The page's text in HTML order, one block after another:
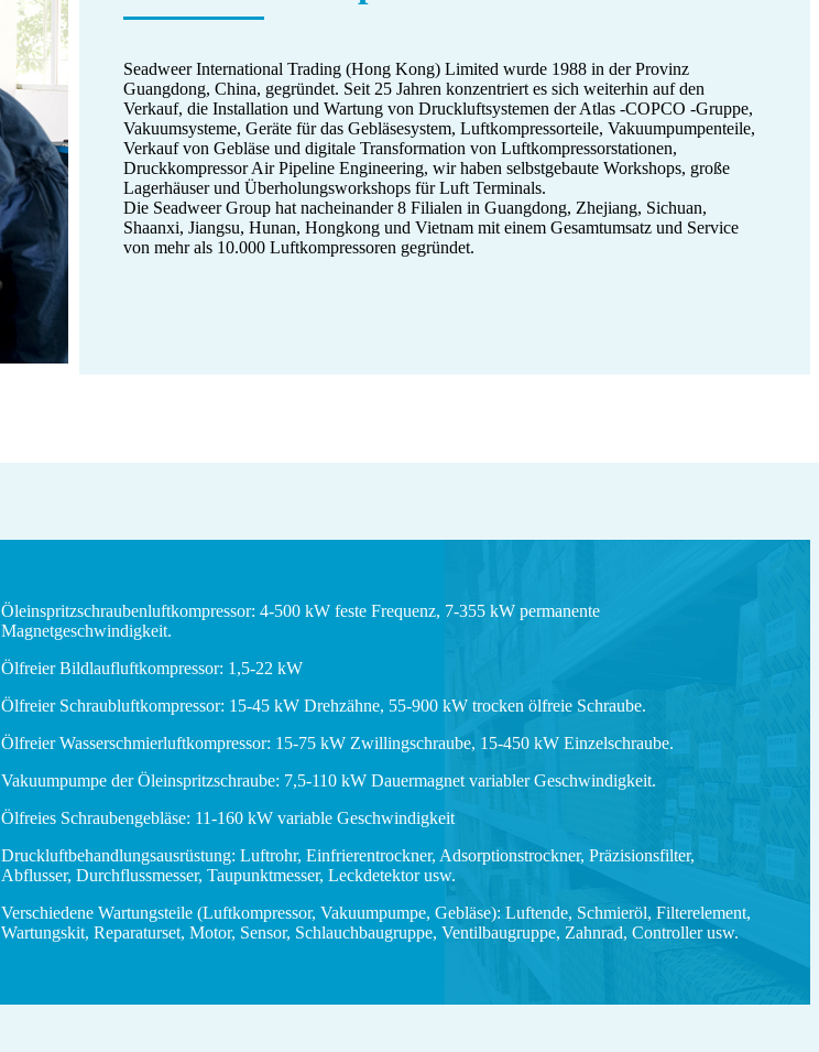
Seadweer International Trading (Hong Kong) Limited wurde 1988 in der Provinz
Guangdong, China, gegründet. Seit 25 Jahren konzentriert es sich weiterhin auf den
Verkauf, die Installation und Wartung von Druckluftsystemen der Atlas -COPCO -Gruppe,
Vakuumsysteme, Geräte für das Gebläsesystem, Luftkompressorteile, Vakuumpumpenteile,
Verkauf von Gebläse und digitale Transformation von Luftkompressorstationen,
Druckkompressor Air Pipeline Engineering, wir haben selbstgebaute Workshops, große
Lagerhäuser und Überholungsworkshops für Luft Terminals.
Die Seadweer Group hat nacheinander 8 Filialen in Guangdong, Zhejiang, Sichuan,
Shaanxi, Jiangsu, Hunan, Hongkong und Vietnam mit einem Gesamtumsatz und Service
von mehr als 10.000 Luftkompressoren gegründet.
Öleinspritzschraubenluftkompressor: 4-500 kW feste Frequenz, 7-355 kW permanente
Magnetgeschwindigkeit.
Ölfreier Bildlaufluftkompressor: 1,5-22 kW
Ölfreier Schraubluftkompressor: 15-45 kW Drehzähne, 55-900 kW trocken ölfreie Schraube.
Ölfreier Wasserschmierluftkompressor: 15-75 kW Zwillingschraube, 15-450 kW Einzelschraube.
Vakuumpumpe der Öleinspritzschraube: 7,5-110 kW Dauermagnet variabler Geschwindigkeit.
Ölfreies Schraubengebläse: 11-160 kW variable Geschwindigkeit
Druckluftbehandlungsausrüstung: Luftrohr, Einfrierentrockner, Adsorptionstrockner, Präzisionsfilter,
Abflusser, Durchflussmesser, Taupunktmesser, Leckdetektor usw.
Verschiedene Wartungsteile (Luftkompressor, Vakuumpumpe, Gebläse): Luftende, Schmieröl, Filterelement,
Wartungskit, Reparaturset, Motor, Sensor, Schlauchbaugruppe, Ventilbaugruppe, Zahnrad, Controller usw.